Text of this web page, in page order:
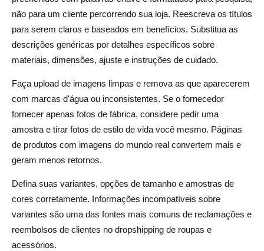
não para um cliente percorrendo sua loja. Reescreva os títulos
para serem claros e baseados em benefícios. Substitua as
descrições genéricas por detalhes específicos sobre
materiais, dimensões, ajuste e instruções de cuidado.
Faça upload de imagens limpas e remova as que aparecerem
com marcas d'água ou inconsistentes. Se o fornecedor
fornecer apenas fotos de fábrica, considere pedir uma
amostra e tirar fotos de estilo de vida você mesmo. Páginas
de produtos com imagens do mundo real convertem mais e
geram menos retornos.
Defina suas variantes, opções de tamanho e amostras de
cores corretamente. Informações incompatíveis sobre
variantes são uma das fontes mais comuns de reclamações e
reembolsos de clientes no dropshipping de roupas e
acessórios.